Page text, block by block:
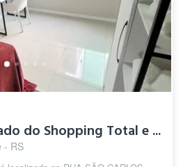
do Shopping Total e ...
- RS